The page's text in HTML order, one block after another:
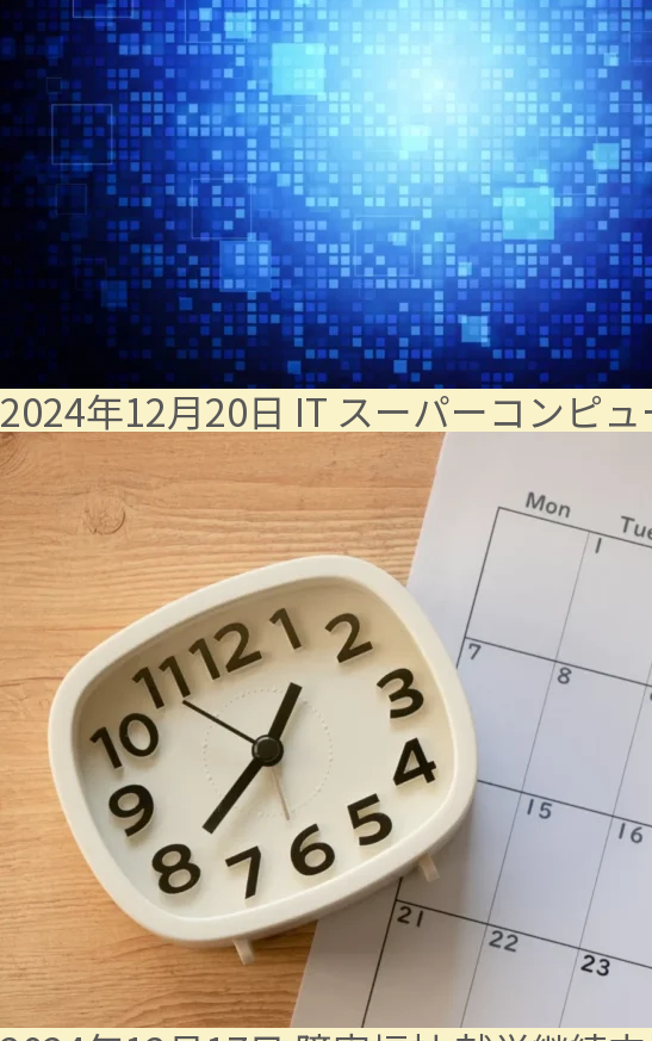
2024年12月20日 IT スーパーコンピ